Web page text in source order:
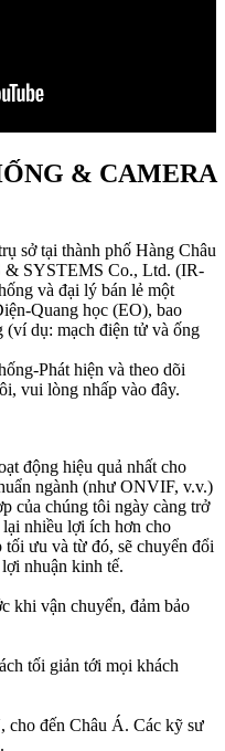
& CAMERA
sở tại thành phố Hàng Châu
& SYSTEMS Co., Ltd. (IR-
và đại lý bán lẻ một
Quang học (EO), bao
(ví dụ: mạch điện tử và ống
Phát hiện và theo dõi
vui lòng nhấp vào đây.
động hiệu quả nhất cho
ngành (như ONVIF, v.v.)
của chúng tôi ngày càng trở
lại nhiều lợi ích hơn cho
tối ưu và từ đó, sẽ chuyển đổi
nhuận kinh tế.
khi vận chuyển, đảm bảo
tối giản tới mọi khách
đến Châu Á. Các kỹ sư